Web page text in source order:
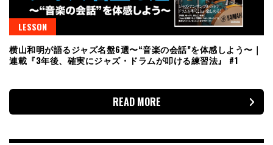
LESSON
横山和明が語るジャズ名盤6選〜“音楽の会話”を体感しよう〜｜
連載『3年後、確実にジャズ・ドラムが叩ける練習法』 #1
READ MORE